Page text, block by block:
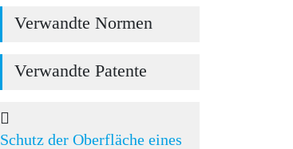
Verwandte Normen
Verwandte Patente
Schutz der Oberfläche eines